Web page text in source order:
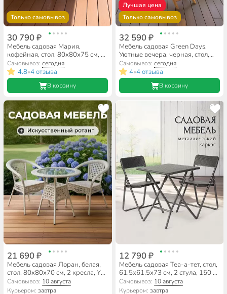
Только самовывоз
30 790 ₽
Мебель садовая Мария,
кофейная, стол, 80х80х75 см, 2
кресла, подушка бежевая, 110
кг, IND10
Самовывоз:сегодня
4.8•4 отзыва
В корзину
Лучшая цена
Только самовывоз
32 590 ₽
Мебель садовая Green Days,
Уютные вечера, черная, стол,
120х72х70 см, 4 стула, 80 кг,
DS-DT04
Самовывоз: сегодня
4•4 отзыва
В корзину
21 690 ₽
Мебель садовая Лоран, белая,
стол, 80х80х70 см, 2 кресла, Y9-
296
Самовывоз: 10 августа
Курьером:завтра
12 790 ₽
Мебель садовая Теа-а-тет, стол,
61.5х61.5х73 см, 2 стула, 150 кг,
с дизайном, RAK-62+YC-042
Самовывоз: 10 августа
Курьером: завтра